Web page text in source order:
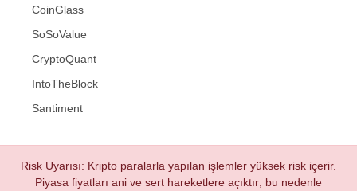
CoinGlass
SoSoValue
CryptoQuant
IntoTheBlock
Santiment
Risk Uyarısı: Kripto paralarla yapılan işlemler yüksek risk içerir.
Piyasa fiyatları ani ve sert hareketlere açıktır; bu nedenle